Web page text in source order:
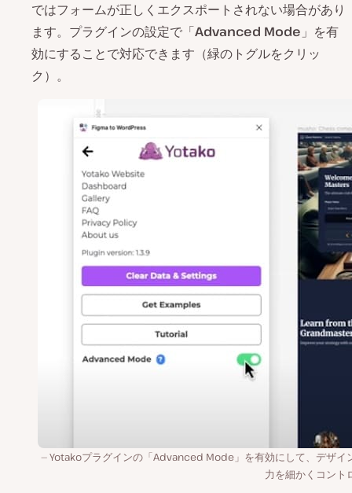
ではフォームが正しくエクスポートされない場合があり
ます。プラグインの設定で「Advanced Mode 」を有
効にすることで対応できます（緑のトグルをクリッ
ク）。
Yotakoプラグインの「Advanced Mode」を有効にして、デザイ
力を細かくコント